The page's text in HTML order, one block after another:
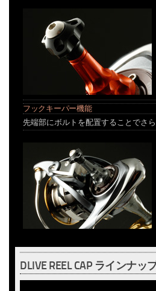
フックキーパー機能
先端部にボルトを配置することでさ
DLIVE REEL CAP ラインナッ